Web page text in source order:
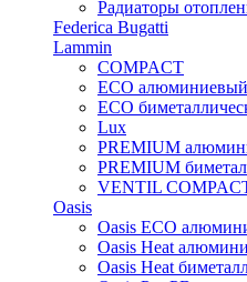
Радиаторы
Federica Bugatti
Lammin
COMPACT
ECO алюминиевый
ECO
Lux
PREMIUM
PREMIUM
VENTIL
Oasis
Oasis ECO
Oasis Heat
Oasis Heat